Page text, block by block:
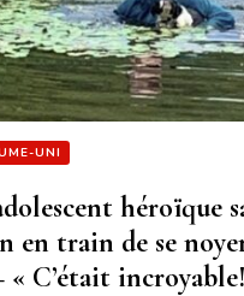
UNI
héroïque
en train de se
« C’était